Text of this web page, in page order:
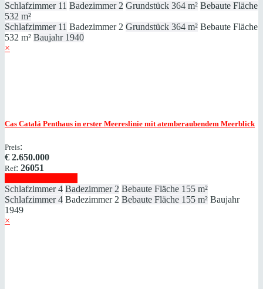
Schlafzimmer 11 Badezimmer 2 Grundstück 364 m² Bebaute Fläche
532 m²
Schlafzimmer 11 Badezimmer 2 Grundstück 364 m² Bebaute Fläche
532 m² Baujahr 1940
×
Cas Catalá Penthaus in erster Meereslinie mit atemberaubendem Meerblick
Preis:
€ 2.650.000
Ref: 26051
Schlafzimmer 4 Badezimmer 2 Bebaute Fläche 155 m²
Schlafzimmer 4 Badezimmer 2 Bebaute Fläche 155 m² Baujahr
1949
×